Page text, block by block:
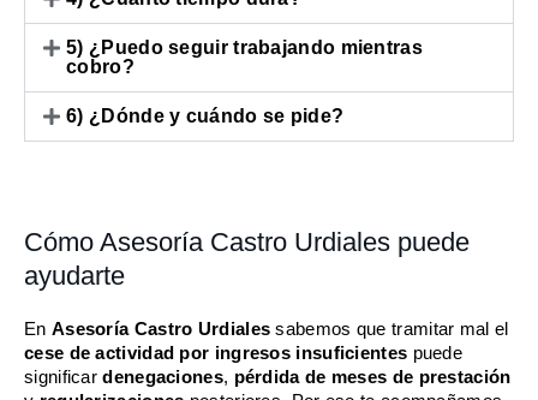
5) ¿Puedo seguir trabajando mientras
cobro?
6) ¿Dónde y cuándo se pide?
Cómo Asesoría Castro Urdiales puede
ayudarte
En Asesoría Castro Urdiales sabemos que tramitar mal el
cese de actividad por ingresos insuficientes puede
significardenegaciones, pérdida de meses de prestación